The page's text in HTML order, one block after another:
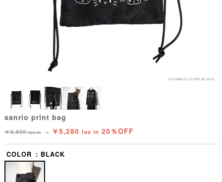
sanrio print bag
￥6,600tax in → ￥5,280 tax in 20％OFF
COLOR BLACK